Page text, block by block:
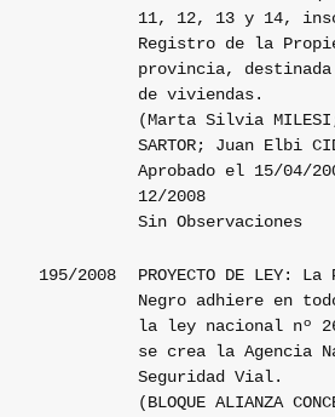
11, 12, 13 y 14,
Registro de la
provincia,
de viviendas.
(Marta Silvia
SARTOR; Juan Elbi
Aprobado el 15/04/
12/2008
Sin Observaciones
195/2008
PROYECTO DE LEY:
Negro adhiere en
la ley nacional nº
se crea la Agencia
Seguridad Vial.
(BLOQUE ALIANZA